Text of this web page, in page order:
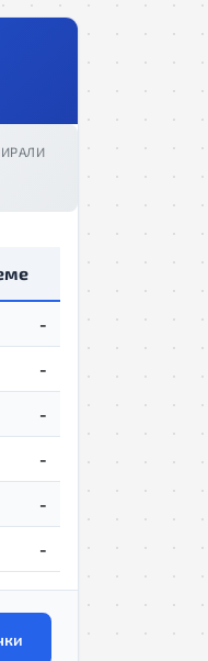
-
-
-
-
-
-